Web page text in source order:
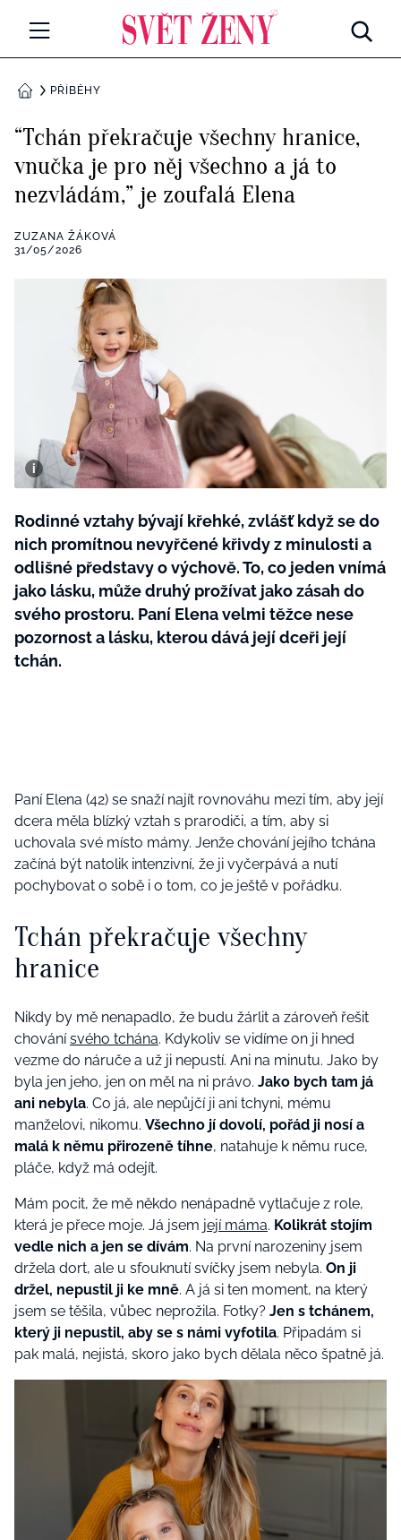
Všechny kategorie
Rozhovory
RETROHUBKY
Všechny kategorie
Seberozvoj
Všechny kategorie
Životní styl
Všechny kategorie
Testy a kvízy
BYDLENÍ
Všechny kategorie
Tvoření
Rady a tipy
BurdaMedia
Extra
SVĚT ŽENY - 599 KČ
ROČNÍ PŘEDPLATNÉ SVĚT ŽENY +
DOMŮPŘÍBĚHY
“Tchán překračuje všechny hranice,
vnučka je pro něj všechno a já to
nezvládám,” je zoufalá Elena
ZUZANA ŽÁKOVÁ
31/05/2026
Rodinné vztahy bývají křehké, zvlášť když se do
nich promítnou nevyřčené křivdy z minulosti a
odlišné představy o výchově. To, co jeden vnímá
jako lásku, může druhý prožívat jako zásah do
svého prostoru. Paní Elena velmi těžce nese
pozornost a lásku, kterou dává její dceři její
tchán.
Paní Elena (42) se snaží najít rovnováhu mezi tím, aby její
dcera měla blízký vztah s prarodiči, a tím, aby si
uchovala své místo mámy. Jenže chování jejího tchána
začíná být natolik intenzivní, že ji vyčerpává a nutí
pochybovat o sobě i o tom, co je ještě v pořádku.
Tchán překračuje všechny
hranice
Nikdy by mě nenapadlo, že budu žárlit a zároveň řešit
chovánísvého tchána. Kdykoliv se vidíme on ji hned
vezme do náruče a už ji nepustí. Ani na minutu. Jako by
byla jen jeho, jen on měl na ni právo. Jako bych tam já
ani nebyla. Co já, ale nepůjčí ji ani tchyni, mému
manželovi, nikomu. Všechno jí dovolí, pořád ji nosí a
malá k němu přirozeně tíhne, natahuje k němu ruce,
pláče, když má odejít.
Mám pocit, že mě někdo nenápadně vytlačuje z role,
která je přece moje. Já jsem její máma. Kolikrát stojím
vedle nich a jen se dívám. Na první narozeniny jsem
držela dort, ale u sfouknutí svíčky jsem nebyla. On ji
držel, nepustil ji ke mně. A já si ten moment, na který
jsem se těšila, vůbec neprožila. Fotky? Jen s tchánem,
který ji nepustil, aby se s námi vyfotila. Připadám si
pak malá, nejistá, skoro jako bych dělala něco špatně já.